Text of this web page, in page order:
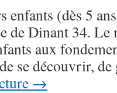
enfants (dès 5
de Dinant 34. Le
aux
se découvrir, de
→